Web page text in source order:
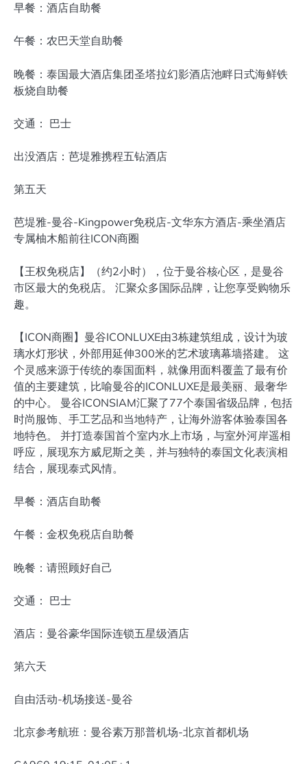
早餐：酒店自助餐
午餐：农巴天堂自助餐
晚餐：泰国最大酒店集团圣塔拉幻影酒店池畔日式海鲜铁
板烧自助餐
交通： 巴士
出没酒店：芭堤雅携程五钻酒店
第五天
芭堤雅-曼谷-Kingpower免税店-文华东方酒店-乘坐酒店
专属柚木船前往ICON商圈
【王权免税店】（约2小时），位于曼谷核心区，是曼谷
市区最大的免税店。 汇聚众多国际品牌，让您享受购物乐
趣。
【ICON商圈】曼谷ICONLUXE由3栋建筑组成，设计为玻
璃水灯形状，外部用延伸300米的艺术玻璃幕墙搭建。 这
个灵感来源于传统的泰国面料，就像用面料覆盖了最有价
值的主要建筑，比喻曼谷的ICONLUXE是最美丽、最奢华
的中心。 曼谷ICONSIAM汇聚了77个泰国省级品牌，包括
时尚服饰、手工艺品和当地特产，让海外游客体验泰国各
地特色。 并打造泰国首个室内水上市场，与室外河岸遥相
呼应，展现东方威尼斯之美，并与独特的泰国文化表演相
结合，展现泰式风情。
早餐：酒店自助餐
午餐：金权免税店自助餐
晚餐：请照顾好自己
交通： 巴士
酒店：曼谷豪华国际连锁五星级酒店
第六天
自由活动-机场接送-曼谷
北京参考航班：曼谷素万那普机场-北京首都机场